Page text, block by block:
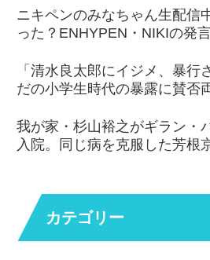
ニキペンのみなちゃん生配信
った？ENHYPEN・NIKIの発
「清水良太郎にイジメ、暴行
だの小学生時代の暴露に賛否
我が家・杉山裕之がギラン・
入院。同じ病を克服した芳根
カテゴリー